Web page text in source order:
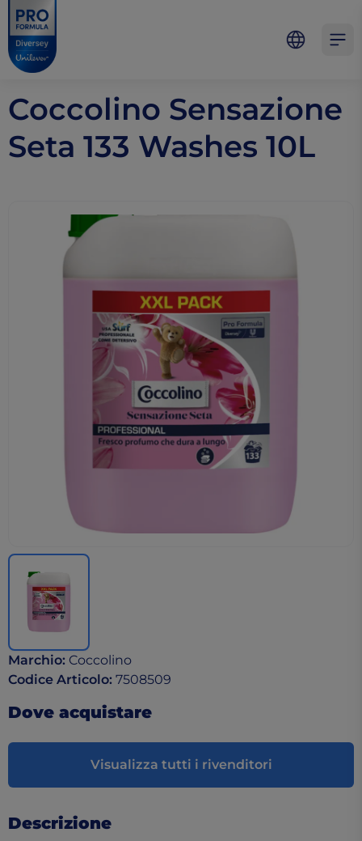
Skip to main content
Skip to navigation
Skip to footer
Pro Formula
Coccolino Sensazione
Seta 133 Washes 10L
Marchio: Coccolino
Codice Articolo: 7508509
Dove acquistare
Visualizza tutti i rivenditori
Descrizione